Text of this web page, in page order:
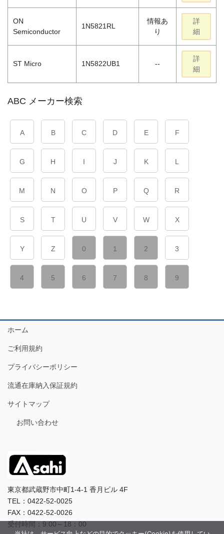
ON
Semiconductor
1N5821RL
情報あ
り
詳
細
ST Micro 1N5822UB1 --
詳
細
ABC メーカー検索
A B C D E F
G H I J K L
M N O P Q R
S T U V W X
Y Z 0 1 2 3
4 5 6 7 8 9
ホーム
ご利用規約
プライバシーポリシー
流通在庫納入保証規約
サイトマップ
お問い合わせ
東京都武蔵野市中町1-4-1 香月ビル 4F
TEL：0422-52-0025
FAX：0422-52-0026
受付時間：9:00～18：00